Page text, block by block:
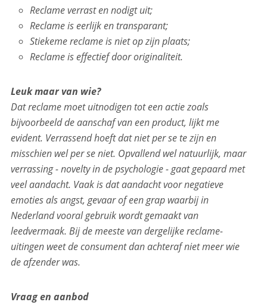
Reclame verrast en nodigt uit;
Reclame is eerlijk en transparant;
Stiekeme reclame is niet op zijn plaats;
Reclame is effectief door originaliteit.
Leuk maar van wie?
Dat reclame moet uitnodigen tot een actie zoals
bijvoorbeeld de aanschaf van een product, lijkt me
evident. Verrassend hoeft dat niet per se te zijn en
misschien wel per se niet. Opvallend wel natuurlijk, maar
verrassing - novelty in de psychologie - gaat gepaard met
veel aandacht. Vaak is dat aandacht voor negatieve
emoties als angst, gevaar of een grap waarbij in
Nederland vooral gebruik wordt gemaakt van
leedvermaak. Bij de meeste van dergelijke reclame-
uitingen weet de consument dan achteraf niet meer wie
de afzender was.
Vraag en aanbod